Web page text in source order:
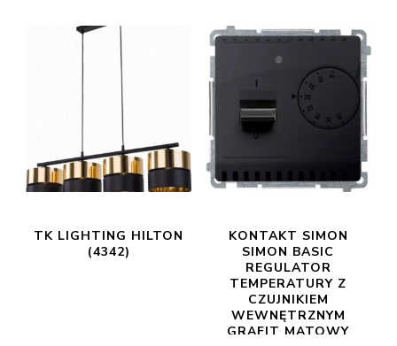
TK LIGHTING HILTON
(4342)
KONTAKT SIMON
SIMON BASIC
REGULATOR
TEMPERATURY Z
CZUJNIKIEM
WEWNĘTRZNYM
GRAFIT MATOWY